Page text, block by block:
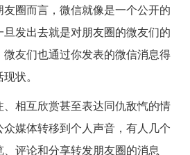
圈而言，微信就像是一个公开的
发出去就是对朋友圈的微友们的
友们也通过你发表的微信消息得
状。
相互欣赏甚至表达同仇敌忾的情
媒体转移到个人声音，有人几个
评论和分享转发朋友圈的消息